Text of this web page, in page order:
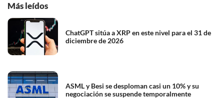
Más leídos
ChatGPT sitúa a XRP en este nivel para el 31 de
diciembre de 2026
ASML y Besi se desploman casi un 10% y su
negociación se suspende temporalmente